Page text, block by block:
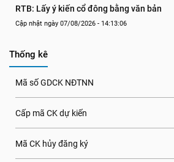
RTB: Lấy ý kiến cổ đông bằng văn bản
Cập nhật ngày 07/08/2026 - 14:13:06
Thống kê
Mã số GDCK NĐTNN
Cấp mã CK dự kiến
Mã CK hủy đăng ký